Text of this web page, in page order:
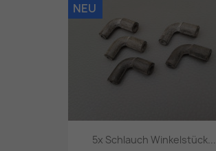
5x Schlauch Winkelstück...
NEU